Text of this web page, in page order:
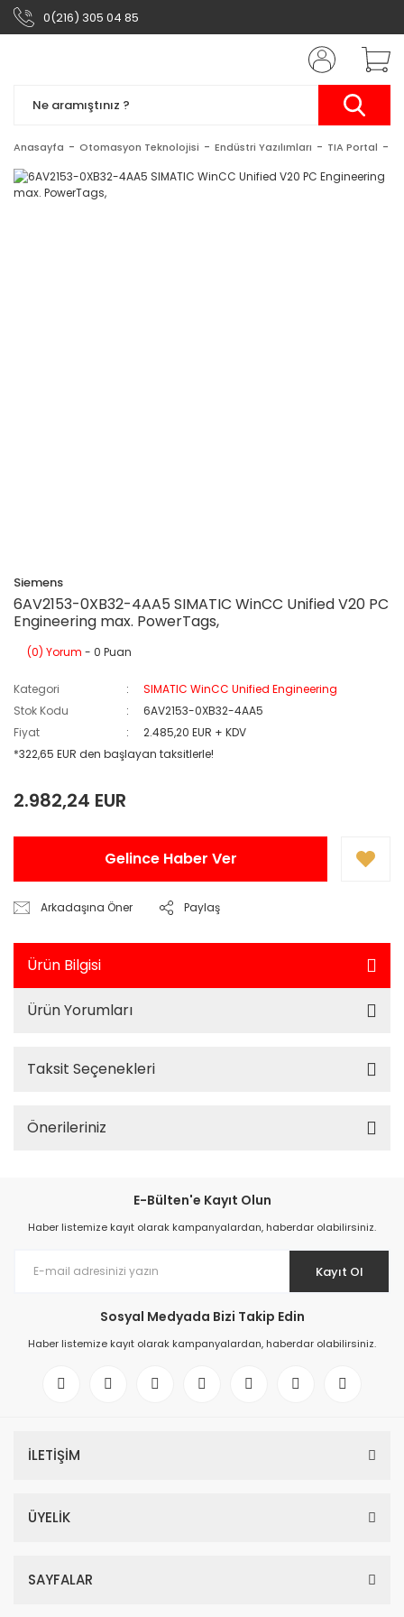
0(216) 305 04 85
Anasayfa Otomasyon Teknolojisi Endüstri Yazılımları TIA Portal
Siemens
6AV2153-0XB32-4AA5 SIMATIC WinCC Unified V20 PC
Engineering max. PowerTags,
(0) Yorum - 0 Puan
Kategori
SIMATIC WinCC Unified Engineering
Stok Kodu
6AV2153-0XB32-4AA5
Fiyat
2.485,20 EUR + KDV
*322,65 EUR den başlayan taksitlerle!
2.982,24 EUR
Gelince Haber Ver
Arkadaşına Öner Paylaş
Ürün Bilgisi
Ürün Yorumları
Taksit Seçenekleri
Önerileriniz
E-Bülten'e Kayıt Olun
Haber listemize kayıt olarak kampanyalardan, haberdar olabilirsiniz.
Kayıt Ol
Sosyal Medyada Bizi Takip Edin
Haber listemize kayıt olarak kampanyalardan, haberdar olabilirsiniz.
İLETİŞİM
ÜYELİK
SAYFALAR